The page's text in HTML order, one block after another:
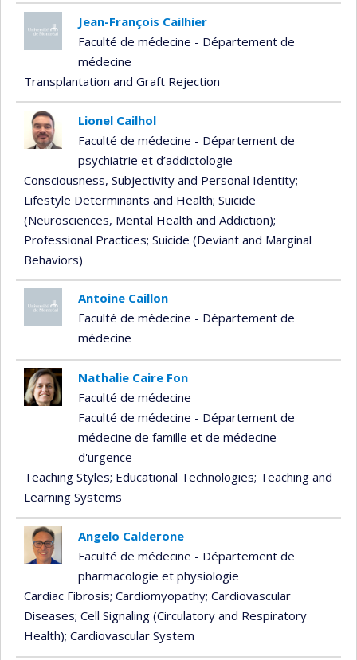
Jean-François Cailhier
Faculté de médecine - Département de
médecine
Transplantation and Graft Rejection
Lionel Cailhol
Faculté de médecine - Département de
psychiatrie et d’addictologie
Consciousness, Subjectivity and Personal Identity;
Lifestyle Determinants and Health; Suicide
(Neurosciences, Mental Health and Addiction);
Professional Practices; Suicide (Deviant and Marginal
Behaviors)
Antoine Caillon
Faculté de médecine - Département de
médecine
Nathalie Caire Fon
Faculté de médecine
Faculté de médecine - Département de
médecine de famille et de médecine
d'urgence
Teaching Styles; Educational Technologies; Teaching and
Learning Systems
Angelo Calderone
Faculté de médecine - Département de
pharmacologie et physiologie
Cardiac Fibrosis; Cardiomyopathy; Cardiovascular
Diseases; Cell Signaling (Circulatory and Respiratory
Health); Cardiovascular System